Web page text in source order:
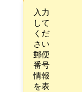
入力
して
くだ
さい
郵便
番号
情報
を表